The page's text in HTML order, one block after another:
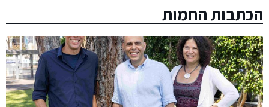
הכתבות החמות